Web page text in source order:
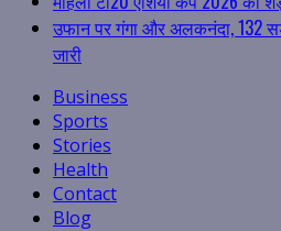
उफान पर गंगा और अलकनंदा, 132
जारी
Business
Sports
Stories
Health
Contact
Blog